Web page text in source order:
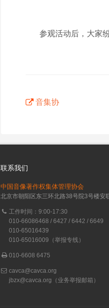
参观活动后，大家纷
音集协
联系我们
中国音像著作权集体管理协会
北京市朝阳区东三环北路38号院3号楼安
工作时间：9:00-17:30
010-66086468 / 6427 / 6442 / 6649
010-65016439
010-65016009（举报专线）
010-6608 6475
cavca@cavca.org
jbzx@cavca.org （业务举报邮箱）